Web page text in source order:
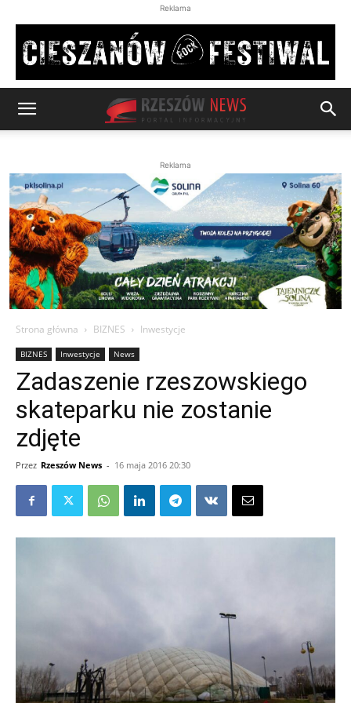
Reklama
Reklama
Strona główna BIZNES Inwestycje
BIZNES Inwestycje News
Zadaszenie rzeszowskiego
skateparku nie zostanie
zdjęte
Przez Rzeszów News - 16 maja 2016 20:30